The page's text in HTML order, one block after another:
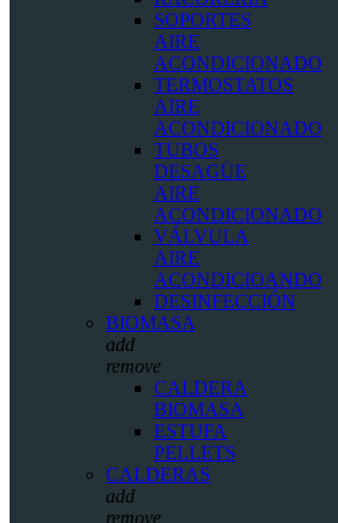
SOPORTES
AIRE
ACONDICIONADO
TERMOSTATOS
AIRE
ACONDICIONADO
TUBOS
DESAGÜE
AIRE
ACONDICIONADO
VÁLVULA
AIRE
ACONDICIOANDO
DESINFECCIÓN
BIOMASA
add
remove
CALDERA
BIOMASA
ESTUFA
PELLETS
CALDERAS
add
remove